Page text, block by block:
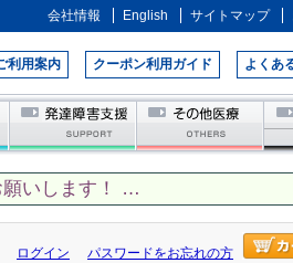
会社情報 English サイトマップ
利用案内 クーポン利用ガイド よくあ
いします！ …
ログイン パスワードをお忘れの方